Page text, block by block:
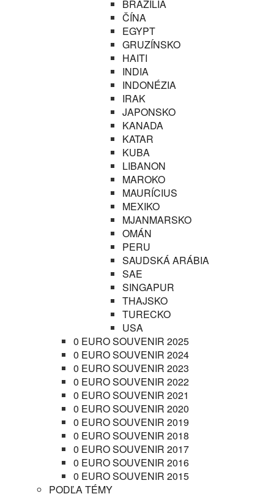
BRAZÍLIA
ČÍNA
EGYPT
GRUZÍNSKO
HAITI
INDIA
INDONÉZIA
IRAK
JAPONSKO
KANADA
KATAR
KUBA
LIBANON
MAROKO
MAURÍCIUS
MEXIKO
MJANMARSKO
OMÁN
PERU
SAUDSKÁ ARÁBIA
SAE
SINGAPUR
THAJSKO
TURECKO
USA
0 EURO SOUVENIR 2025
0 EURO SOUVENIR 2024
0 EURO SOUVENIR 2023
0 EURO SOUVENIR 2022
0 EURO SOUVENIR 2021
0 EURO SOUVENIR 2020
0 EURO SOUVENIR 2019
0 EURO SOUVENIR 2018
0 EURO SOUVENIR 2017
0 EURO SOUVENIR 2016
0 EURO SOUVENIR 2015
PODĽA TÉMY